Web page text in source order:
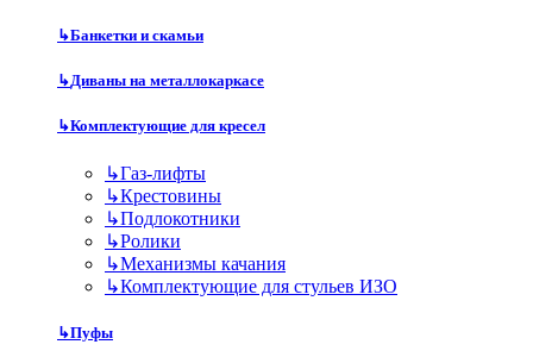
↳Банкетки и скамьи
↳Диваны на металлокаркасе
↳Комплектующие для кресел
↳Газ-лифты
↳Крестовины
↳Подлокотники
↳Ролики
↳Механизмы качания
↳Комплектующие для стульев ИЗО
↳Пуфы